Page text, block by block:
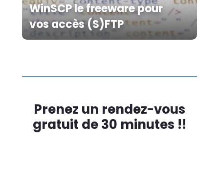
WinSCP le freeware pour
vos accès (S)FTP
Prenez un rendez-vous
gratuit de 30 minutes !!